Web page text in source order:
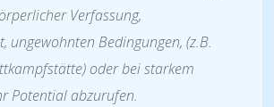
Verfassung,
ungewohnten Bedingungen, (z.B.
oder bei starkem
Potential abzurufen.